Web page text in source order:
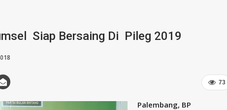
Siap Bersaing Di Pileg 2019
73
Palembang, BP